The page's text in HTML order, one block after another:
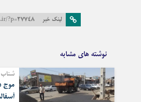
لینک خبر ?p=27748
نوشته های مشابه
شتاب
موج